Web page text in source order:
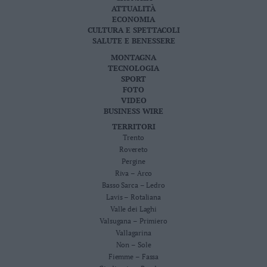
ATTUALITÀ
ECONOMIA
CULTURA E SPETTACOLI
SALUTE E BENESSERE
MONTAGNA
TECNOLOGIA
SPORT
FOTO
VIDEO
BUSINESS WIRE
TERRITORI
Trento
Rovereto
Pergine
Riva – Arco
Basso Sarca – Ledro
Lavis – Rotaliana
Valle dei Laghi
Valsugana – Primiero
Vallagarina
Non – Sole
Fiemme – Fassa